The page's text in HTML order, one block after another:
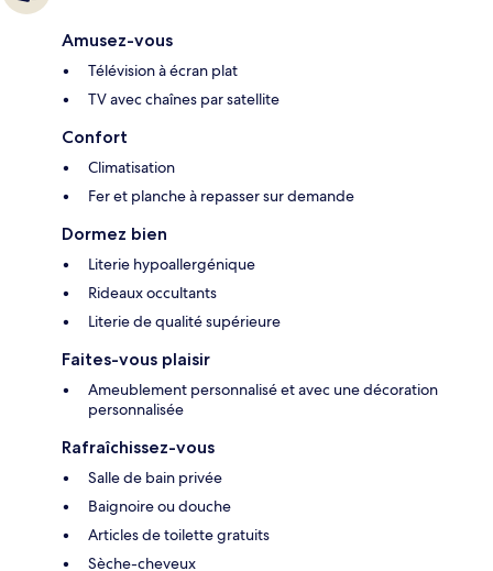
Amusez-vous
Télévision à écran plat
TV avec chaînes par satellite
Confort
Climatisation
Fer et planche à repasser sur demande
Dormez bien
Literie hypoallergénique
Rideaux occultants
Literie de qualité supérieure
Faites-vous plaisir
Ameublement personnalisé et avec une décoration
personnalisée
Rafraîchissez-vous
Salle de bain privée
Baignoire ou douche
Articles de toilette gratuits
Sèche-cheveux